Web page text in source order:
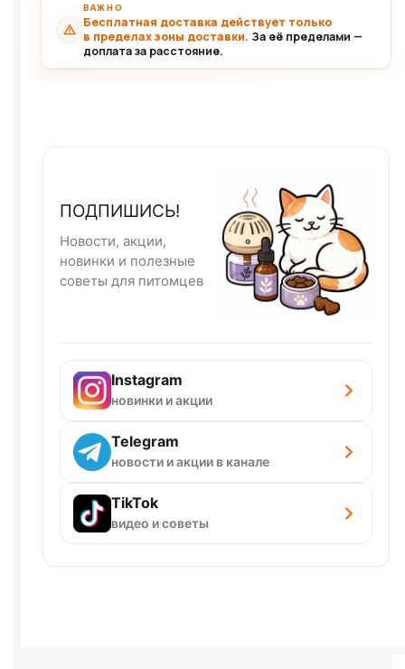
ВАЖНО
Бесплатная доставка действует только
в пределах зоны доставки. За её пределами —
доплата за расстояние.
ПОДПИШИСЬ!
Новости, акции,
новинки и полезные
советы для питомцев
Instagram
новинки и акции
Telegram
новости и акции в канале
TikTok
видео и советы